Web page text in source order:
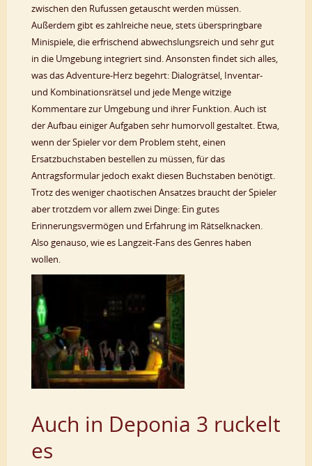
zwischen den Rufussen getauscht werden müssen.
Außerdem gibt es zahlreiche neue, stets überspringbare
Minispiele, die erfrischend abwechslungsreich und sehr gut
in die Umgebung integriert sind. Ansonsten findet sich alles,
was das Adventure-Herz begehrt: Dialogrätsel, Inventar-
und Kombinationsrätsel und jede Menge witzige
Kommentare zur Umgebung und ihrer Funktion. Auch ist
der Aufbau einiger Aufgaben sehr humorvoll gestaltet. Etwa,
wenn der Spieler vor dem Problem steht, einen
Ersatzbuchstaben bestellen zu müssen, für das
Antragsformular jedoch exakt diesen Buchstaben benötigt.
Trotz des weniger chaotischen Ansatzes braucht der Spieler
aber trotzdem vor allem zwei Dinge: Ein gutes
Erinnerungsvermögen und Erfahrung im Rätselknacken.
Also genauso, wie es Langzeit-Fans des Genres haben
wollen.
Auch in Deponia 3 ruckelt
es